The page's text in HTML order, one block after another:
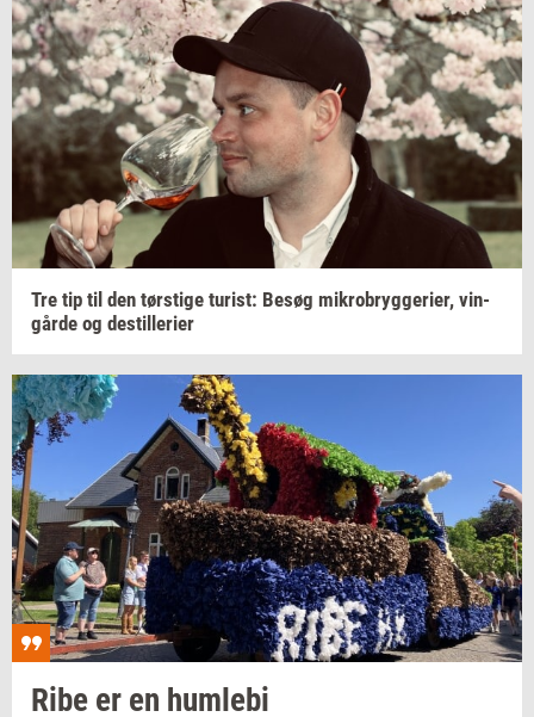
Tre tip til den tørsti­ge turist: Besøg mi­kro­bryg­ge­ri­er, vin­
går­de og destil­le­ri­er
Ribe er en hum­le­bi